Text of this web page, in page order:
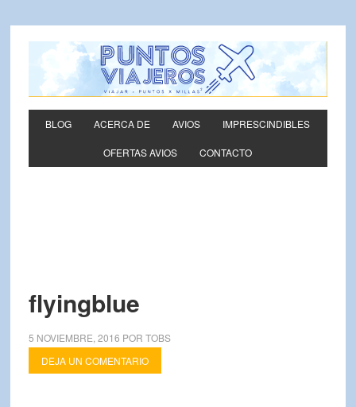
BLOG ACERCA DE AVIOS IMPRESCINDIBLES
OFERTAS AVIOS CONTACTO
flyingblue
5 NOVIEMBRE, 2016 POR TOBS
DEJA UN COMENTARIO